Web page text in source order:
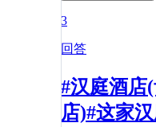
3
回答
#汉庭酒店
店)#这家